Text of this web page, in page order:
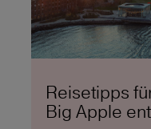
Reisetipps
Big Apple